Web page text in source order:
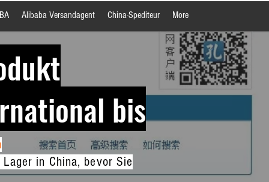
Alibaba Versandagent China-Spediteur More
bis
in China, bevor Sie